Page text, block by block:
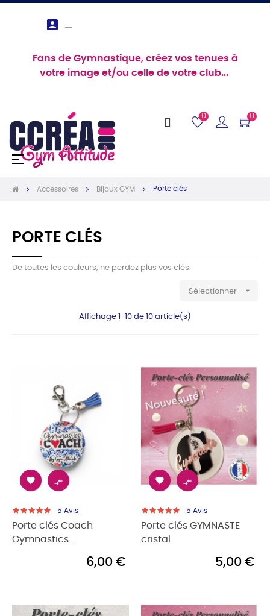

Fans de Gymnastique, créez vos tenues à
votre image et/ou celle de votre club...
0 0
Basculer
☰
Accessoires Bijoux GYM Porte clés
PORTE CLÉS
De toutes les couleurs, ne perdez plus vos clés.
Sélectionner 
Affichage 1-10 de 10 article(s)
 
5 Avis
Porte clés Coach
Gymnastics...
6,00 €
 
5 Avis
Porte clés GYMNASTE
cristal
5,00 €